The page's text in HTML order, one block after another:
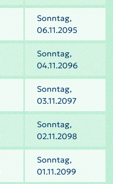
Sonntag,
06.11.2095
Sonntag,
04.11.2096
Sonntag,
03.11.2097
Sonntag,
02.11.2098
Sonntag,
01.11.2099